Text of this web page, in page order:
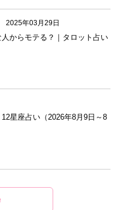
2025年03月29日
からモテる？｜タロット占い
12星座占い（2026年8月9日～8